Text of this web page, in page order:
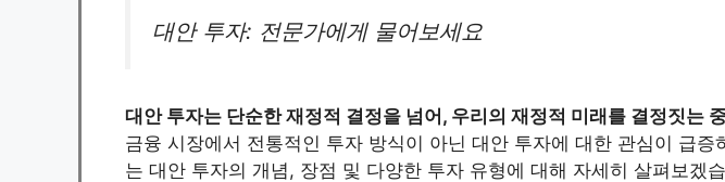
대안 투자: 전문가에게 물어보세요
대안 투자는 단순한 재정적 결정을 넘어, 우리의 재정적 미래를 결정짓는
금융 시장에서 전통적인 투자 방식이 아닌 대안 투자에 대한 관심이 급증
는 대안 투자의 개념, 장점 및 다양한 투자 유형에 대해 자세히 살펴보겠